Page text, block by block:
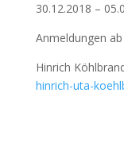
30.12.2018 –
Anmeldungen
Hinrich
hinrich-uta-